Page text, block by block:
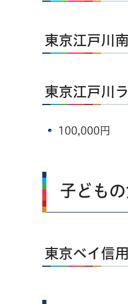
東京江戸川
東京江戸川
100,000円
子どもの
東京ベイ信